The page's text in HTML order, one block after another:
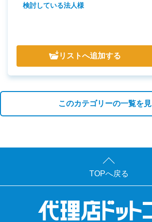
検討している法人様
リストへ追加する
このカテゴリーの一覧を
TOPへ戻る